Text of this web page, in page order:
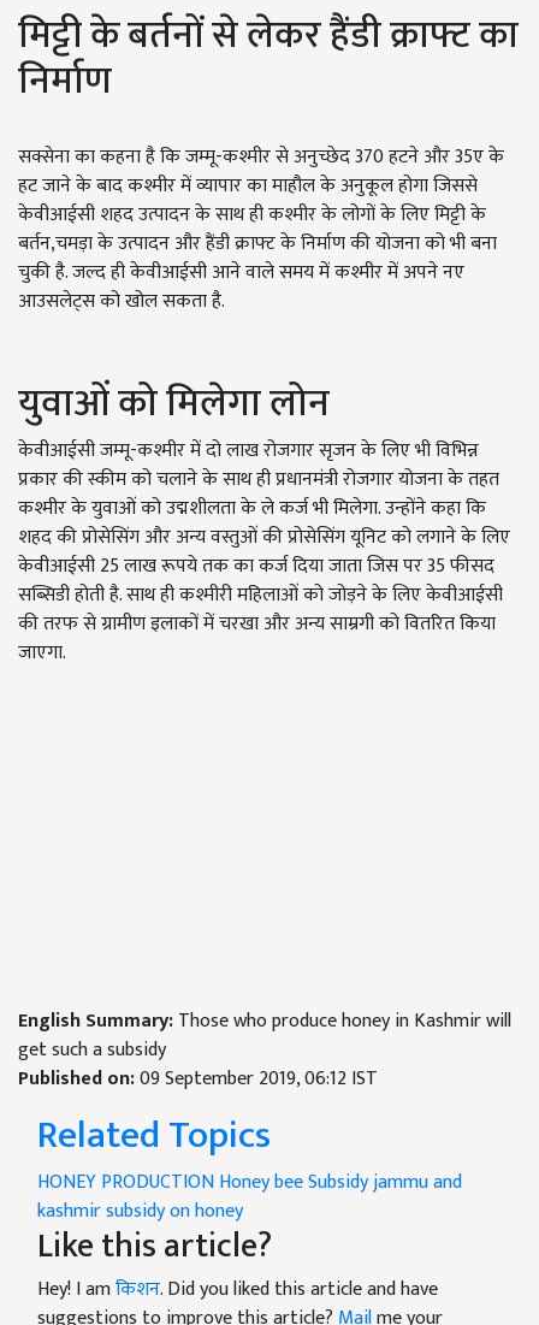
मिट्टी के बर्तनों से लेकर हैंडी क्राफ्ट का
निर्माण
सक्सेना का कहना है कि जम्मू-कश्मीर से अनुच्छेद 370 हटने और 35ए के
हट जाने के बाद कश्मीर में व्यापार का माहौल के अनुकूल होगा जिससे
केवीआईसी शहद उत्पादन के साथ ही कश्मीर के लोगों के लिए मिट्टी के
बर्तन,चमड़ा के उत्पादन और हैंडी क्राफ्ट के निर्माण की योजना को भी बना
चुकी है. जल्द ही केवीआईसी आने वाले समय में कश्मीर में अपने नए
आउसलेट्स को खोल सकता है.
युवाओं को मिलेगा लोन
केवीआईसी जम्मू-कश्मीर में दो लाख रोजगार सृजन के लिए भी विभिन्न
प्रकार की स्कीम को चलाने के साथ ही प्रधानमंत्री रोजगार योजना के तहत
कश्मीर के युवाओं को उद्मशीलता के ले कर्ज भी मिलेगा. उन्होंने कहा कि
शहद की प्रोसेसिंग और अन्य वस्तुओं की प्रोसेसिंग यूनिट को लगाने के लिए
केवीआईसी 25 लाख रूपये तक का कर्ज दिया जाता जिस पर 35 फीसद
सब्सिडी होती है. साथ ही कश्मीरी महिलाओं को जोड़ने के लिए केवीआईसी
की तरफ से ग्रामीण इलाकों में चरखा और अन्य साम्रगी को वितरित किया
जाएगा.
English Summary:Those who produce honey in Kashmir will
get such a subsidy
Published on:09 September 2019, 06:12 IST
Related Topics
HONEY PRODUCTIONHoney beeSubsidyjammu and
kashmirsubsidy on honey
Like this article?
Hey! I amकिशन. Did you liked this article and have
suggestions to improve this article? Mailme your